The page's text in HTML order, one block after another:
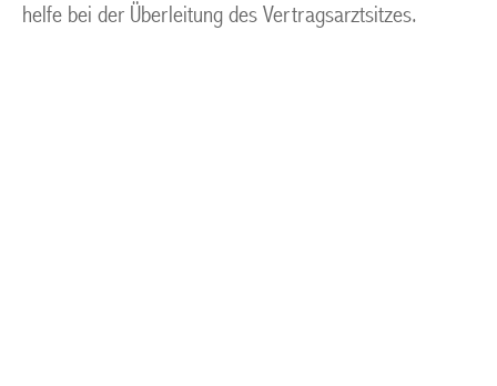
helfe bei der Überleitung des Vertragsarztsitzes.